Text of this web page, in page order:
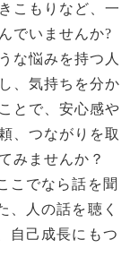
こもりなど、一
でいませんか?
な悩みを持つ人
、気持ちを分か
とで、安心感や
、つながりを取
みませんか？
こでなら話を聞
、人の話を聴く
自己成長にもつ